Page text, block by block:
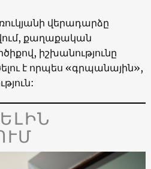
վերադարձը
քաղաքական
իշխանությունը
է որպես «գրպանային»,